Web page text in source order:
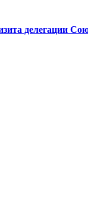
делегации